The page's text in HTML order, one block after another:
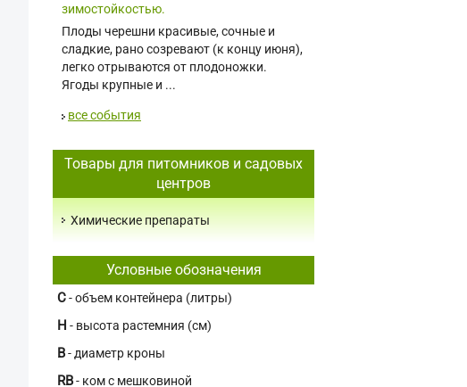
зимостойкостью.
Плоды черешни красивые, сочные и
сладкие, рано созревают (к концу июня),
легко отрываются от плодоножки.
Ягоды крупные и ...
все события
Товары для питомников и садовых
центров
Химические препараты
Условные обозначения
C- объем контейнера (литры)
H - высота растемния (см)
В- диаметр кроны
RB- ком с мешковиной